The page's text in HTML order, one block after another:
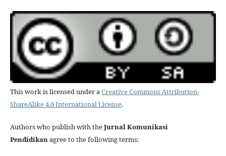
This work is licensed under aCreative Commons Attribution-
ShareAlike 4.0 International License.
Authors who publish with theJurnal Komunikasi
Pendidikanagree to the following terms: